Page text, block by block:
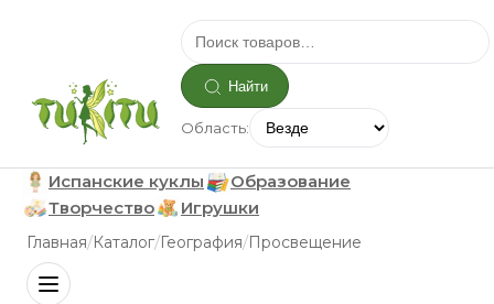
Найти
Область:
Испанские куклы
Образование
Творчество
Игрушки
Главная/Каталог/География/Просвещение